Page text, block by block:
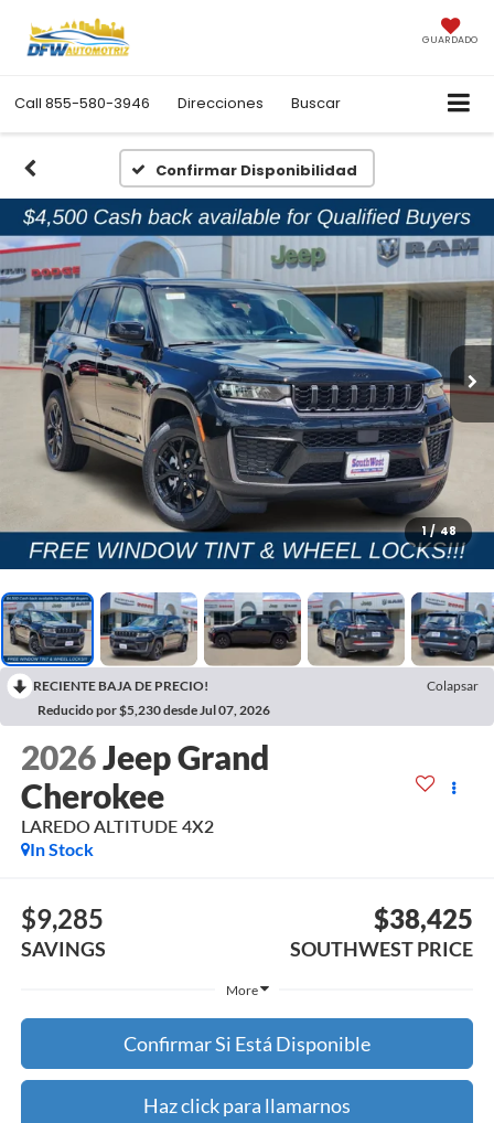
GUARDADO
Call 855-580-3946 Direcciones Buscar
Confirmar Disponibilidad
1 / 48
RECIENTE BAJA DE PRECIO!
Colapsar
Reducido por $5,230 desde Jul 07, 2026
2026Jeep Grand
Cherokee
LAREDO ALTITUDE 4X2
In Stock
$9,285
SAVINGS
$38,425
SOUTHWEST PRICE
More
Confirmar Si Está Disponible
Haz click para llamarnos